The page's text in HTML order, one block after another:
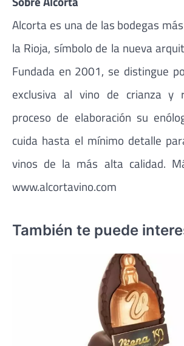
Alcorta es una de las bodegas
la Rioja, símbolo de la nueva
Fundada en 2001, se distingue
exclusiva al vino de crianza y
proceso de elaboración su
cuida hasta el mínimo detalle
vinos de la más alta calidad.
www.alcortavino.com
También te puede